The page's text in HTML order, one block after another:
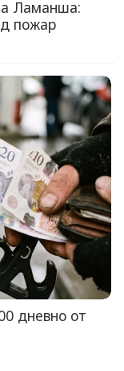
Ламанша:
пожар
дневно от